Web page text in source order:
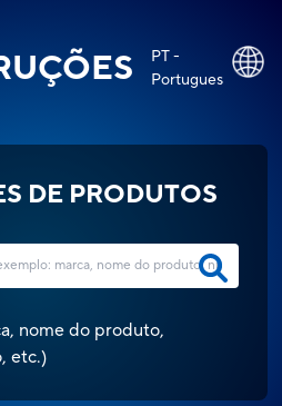
PT -
Portugues
DE PRODUTOS
nome do produto,
etc.)